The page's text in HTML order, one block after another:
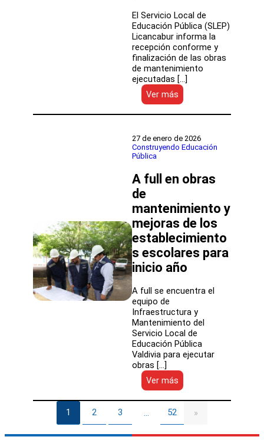
El Servicio Local de
Educación Pública (SLEP)
Licancabur informa la
recepción conforme y
finalización de las obras
de mantenimiento
ejecutadas […]
Ver más
Finalizan
obras
mantenimiento
en
Cuna
Infantil
Creciendo
Juntos
tras
inversión
superior
a
23
de
pesos
27 de enero de 2026
Construyendo Educación
Pública
A full en obras
de
mantenimiento y
mejoras de los
establecimiento
s escolares para
inicio año
A full se encuentra el
equipo de
Infraestructura y
Mantenimiento del
Servicio Local de
Educación Pública
Valdivia para ejecutar
obras […]
Ver más
A
full
obras
de
1 2 3 … 52 »